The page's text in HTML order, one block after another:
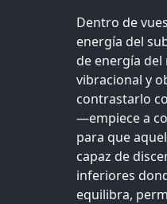
Dentro de
energía del
de energía
vibracional y
contrastarlo
—empiece a
para que
capaz de
inferiores
equilibra,